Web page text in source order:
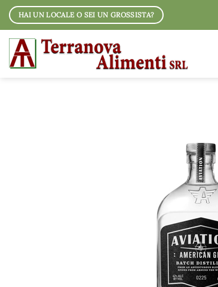
Salta
contenuti
HAI UN LOCALE O SEI UN GROSSISTA?